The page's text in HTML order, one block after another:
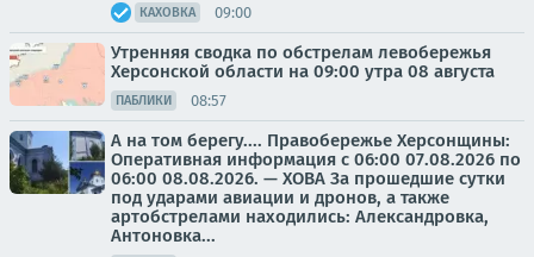
КАХОВКА 09:00
Утренняя сводка по обстрелам левобережья
Херсонской области на 09:00 утра 08 августа
ПАБЛИКИ 08:57
А на том берегу.... Правобережье Херсонщины:
Оперативная информация с 06:00 07.08.2026 по
06:00 08.08.2026. — ХОВА За прошедшие сутки
под ударами авиации и дронов, а также
артобстрелами находились: Александровка,
Антоновка...